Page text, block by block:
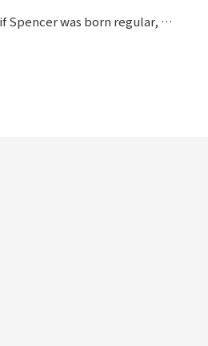
Spencer was born regular, …